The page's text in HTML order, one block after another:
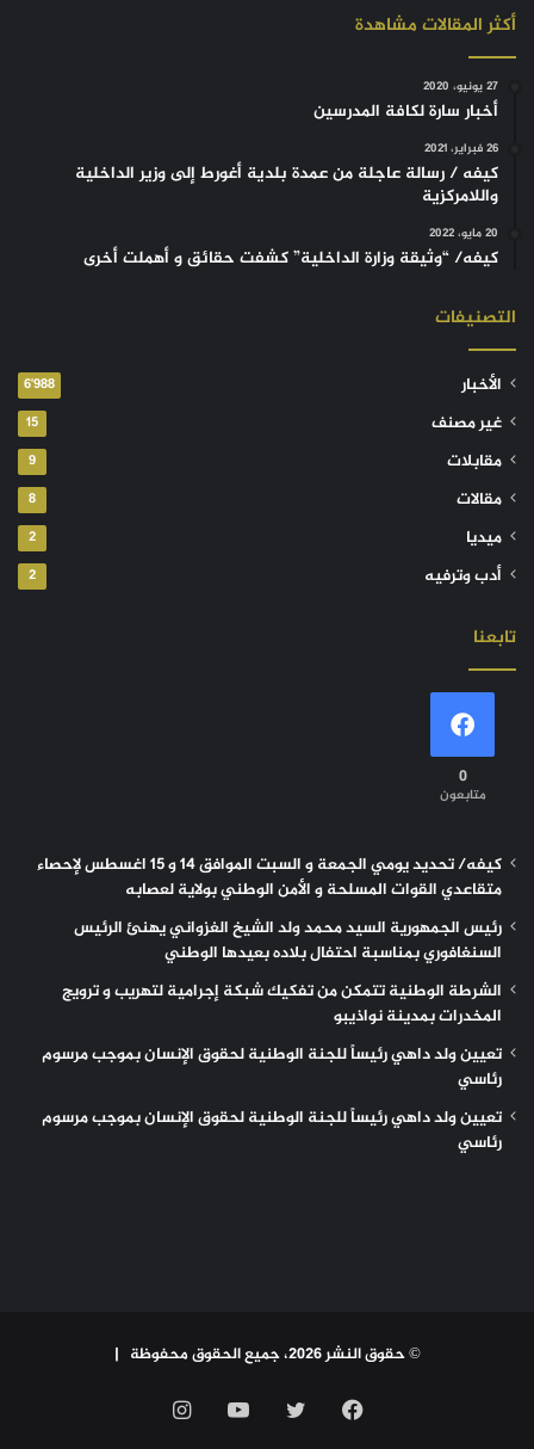
أكثر المقالات مشاهدة
27 يونيو، 2020
أخبار سارة لكافة المدرسين
26 فبراير، 2021
كيفه / رسالة عاجلة من عمدة بلدية أغورط إلى وزير الداخلية
واللامركزية
20 مايو، 2022
كيفه/ “وثيقة وزارة الداخلية” كشفت حقائق و أهملت أخرى
التصنيفات
الأخبار 6٬988
غير مصنف 15
مقابلات 9
مقالات 8
ميديا 2
أدب وترفيه 2
تابعنا
0
متابعون
كيفه/ تحديد يومي الجمعة و السبت الموافق 14 و 15 اغسطس لإحصاء
متقاعدي القوات المسلحة و الأمن الوطني بولاية لعصابه
رئيس الجمهورية السيد محمد ولد الشيخ الغزواني يهنئ الرئيس
السنغافوري بمناسبة احتفال بلاده بعيدها الوطني
الشرطة الوطنية تتمكن من تفكيك شبكة إجرامية لتهريب و ترويج
المخدرات بمدينة نواذيبو
تعيين ولد داهي رئيساً للجنة الوطنية لحقوق الإنسان بموجب مرسوم
رئاسي
تعيين ولد داهي رئيساً للجنة الوطنية لحقوق الإنسان بموجب مرسوم
رئاسي
© حقوق النشر 2026، جميع الحقوق محفوظة |
فيسبوك تويتر يوتيوب